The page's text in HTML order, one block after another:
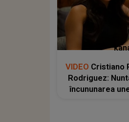
VIDEO Cristiano
Rodriguez:
încununarea